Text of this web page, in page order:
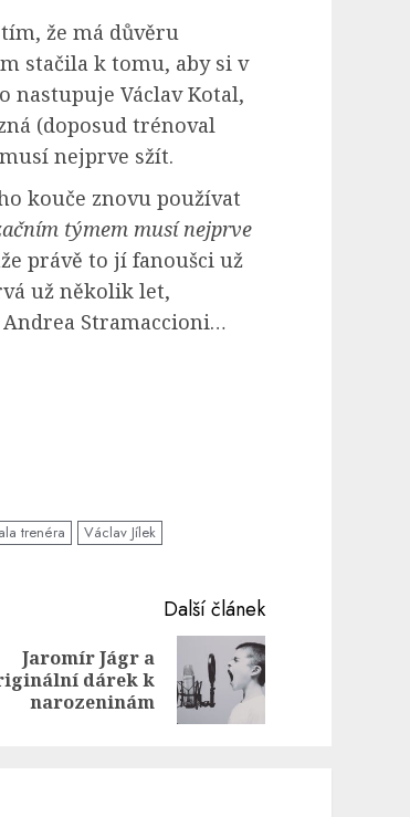
že má důvěru
stačila k tomu, aby si v
nastupuje Václav Kotal,
(doposud trénoval
nejprve sžít.
kouče znovu používat
týmem musí nejprve
právě to jí fanoušci už
už několik let,
Stramaccioni…
trenéra
Václav Jílek
Další článek
Jaromír Jágr a
dárek k
narozeninám